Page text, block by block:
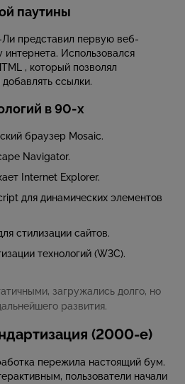
паутины
Ли представил первую веб-
интернета. Использовался
, который позволял
ссылки.
в 90-х
браузер Mosaic.
Navigator.
Internet Explorer.
для динамических элементов
стилизации сайтов.
технологий (W3C).
загружались долго, но
развития.
(2000-е)
пережила настоящий бум.
пользователи начали